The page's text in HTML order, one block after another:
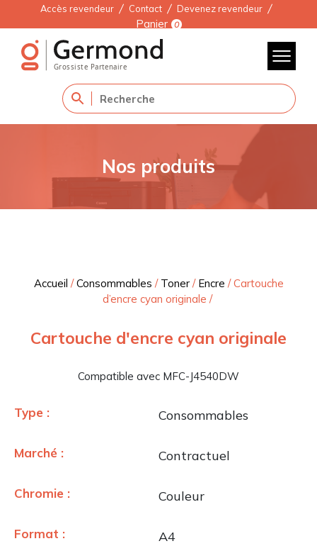
Accès revendeur Contact Devenez revendeur
Panier 0
Nos produits
Accueil /Consommables / Toner/ Encre /Cartouche
d’encre cyan originale /
Cartouche d'encre cyan originale
Compatible avec MFC-J4540DW
Type : Consommables
Marché : Contractuel
Chromie : Couleur
Format : A4